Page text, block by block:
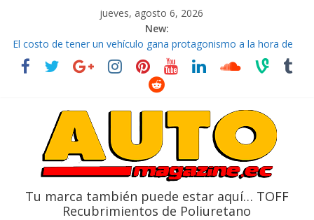
jueves, agosto 6, 2026
New:
El costo de tener un vehículo gana protagonismo a la hora de
decidir
Ultima película ‘Spider‑Man: Brand New Day’ pone en escena a
La Vuelta al Ecuador 2026, edición 47ª, recorre 7 provincias en 8
La FEDAK recibe 12 Sinotruk Bolden para cubrir las rutas de La
Tu marca también puede estar aquí… TOFF
Recubrimientos de Poliuretano